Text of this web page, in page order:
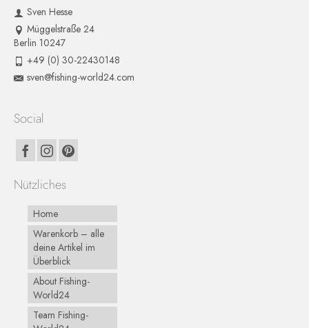
Sven Hesse
Müggelstraße 24
Berlin 10247
+49 (0) 30-22430148
sven@fishing-world24.com
Social
Nützliches
Home
Warenkorb – alle
deine Artikel im
Überblick
About Fishing-
World24
Team Fishing-